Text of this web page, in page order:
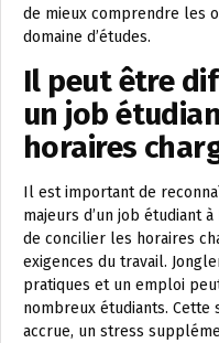
de mieux comprendre les
domaine d’études.
Il peut être
un job
horaires
Il est important de
majeurs d’un job étudiant
de concilier les horaires
exigences du travail.
pratiques et un emploi
nombreux étudiants.
accrue, un stress